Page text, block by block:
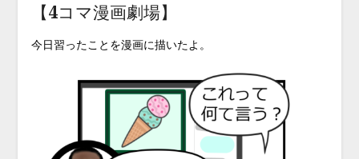
【4コマ漫画劇場】
今日習ったことを漫画に描いたよ。